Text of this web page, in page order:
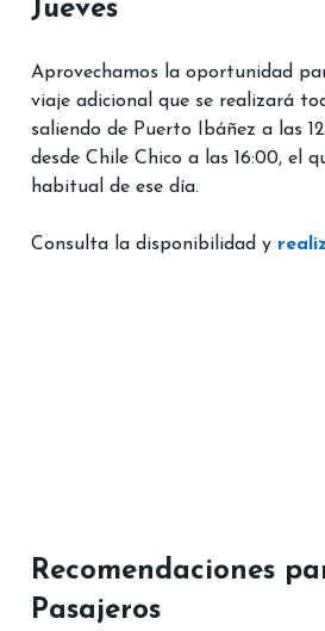
Aprovechamos la oportunidad
viaje adicional que se realizará
saliendo de Puerto Ibáñez a las
desde Chile Chico a las 16:00, el
habitual de ese día.
Consulta la disponibilidad y
Recomendaciones
Pasajeros​